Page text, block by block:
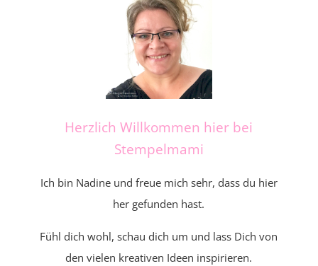
Herzlich Willkommen hier bei
Stempelmami
Ich bin Nadine und freue mich sehr, dass du hier
her gefunden hast.
Fühl dich wohl, schau dich um und lass Dich von
den vielen kreativen Ideen inspirieren.